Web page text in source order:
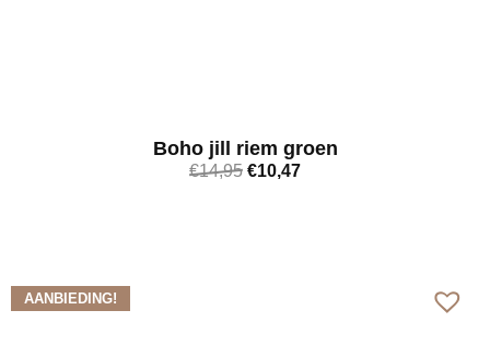
Boho jill riem groen
€14,95 €10,47
AANBIEDING!